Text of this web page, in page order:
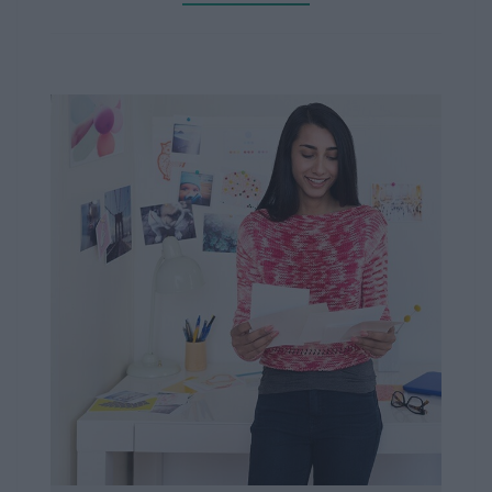
standardowych po bardziej wydajne. Większa
pojemność tuszu zwykle oznacza większą ilość
wydrukowanych stron. Modele o większej wydajności
mogą być korzystne dla osób, które drukują duże ilości
dokumentów.
Tusze HP zapewniają wysoką jakość wydruków, oferując
wyraźne teksty, ostre linie i naturalne kolory.
Zapewniają one trwałość wydruków, która utrzymuje się
HP stawia na jakość i zabezpieczenia swoich
produktów. Tusze HP zostały opracowane w taki
sposób, aby chronić drukarki, minimalizując ryzyko